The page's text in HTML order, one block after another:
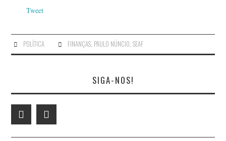
Tweet
POLÍTICA FINANÇAS, PAULO NÚNCIO, SEAF
SIGA-NOS!